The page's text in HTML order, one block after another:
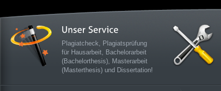
Plagiatcheck, Plagiatsprüfung
für Hausarbeit, Bachelorarbeit
(Bachelorthesis), Masterarbeit
(Masterthesis) und Dissertation!